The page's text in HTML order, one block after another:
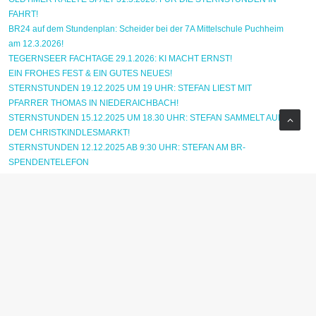
FAHRT!
BR24 auf dem Stundenplan: Scheider bei der 7A Mittelschule Puchheim
am 12.3.2026!
TEGERNSEER FACHTAGE 29.1.2026: KI MACHT ERNST!
EIN FROHES FEST & EIN GUTES NEUES!
STERNSTUNDEN 19.12.2025 UM 19 UHR: STEFAN LIEST MIT
PFARRER THOMAS IN NIEDERAICHBACH!
STERNSTUNDEN 15.12.2025 UM 18.30 UHR: STEFAN SAMMELT AUF
DEM CHRISTKINDLESMARKT!
STERNSTUNDEN 12.12.2025 AB 9:30 UHR: STEFAN AM BR-
SPENDENTELEFON